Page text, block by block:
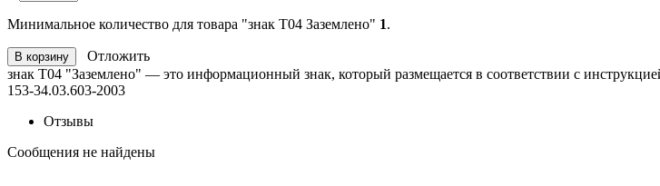
Минимальное количество для товара "знак T04 Заземлено" 1.
В корзину
Отложить
знак T04 "Заземлено" — это информационный знак, который размещается в соответствии с
153-34.03.603-2003
Отзывы
Сообщения не найдены